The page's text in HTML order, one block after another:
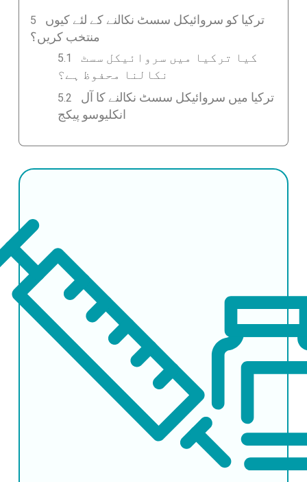
ترکیا کو سروائیکل سسٹ نکالنے کے لئے کیوں
منتخب کریں؟
کیا ترکیا میں سروائیکل سسٹ
نکالنا محفوظ ہے؟
ترکیا میں سروائیکل سسٹ نکالنے کا آل
انکلیوسو پیکج